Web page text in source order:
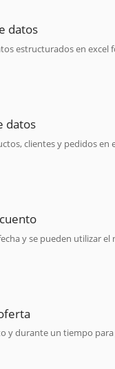
datos
estructurados en excel
datos
clientes y pedidos en
y se pueden utilizar el
y durante un tiempo